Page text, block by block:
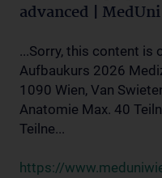
advanced |
...Sorry, this content is
Aufbaukurs 2026
1090 Wien, Van
Anatomie Max. 40
Teilne...
https://